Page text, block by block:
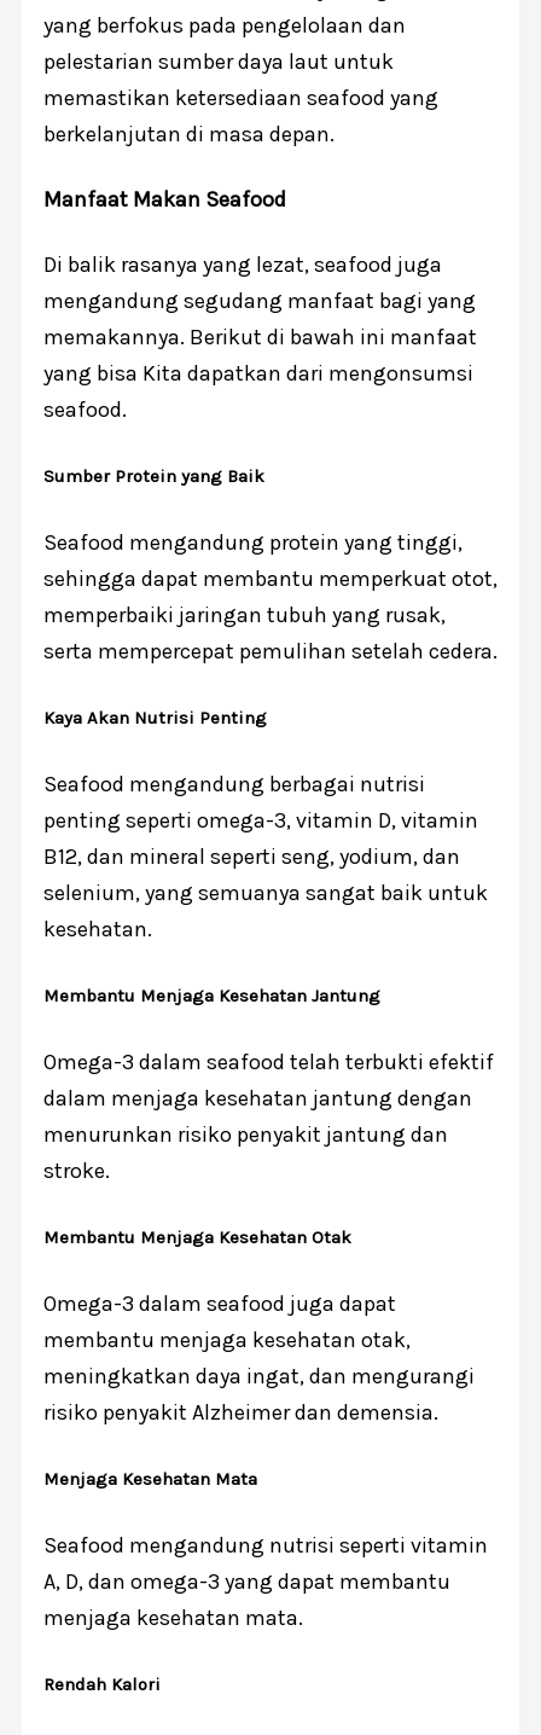
yang berfokus pada pengelolaan dan
pelestarian sumber daya laut untuk
memastikan ketersediaan seafood yang
berkelanjutan di masa depan.
Manfaat Makan Seafood
Di balik rasanya yang lezat, seafood juga
mengandung segudang manfaat bagi yang
memakannya. Berikut di bawah ini manfaat
yang bisa Kita dapatkan dari mengonsumsi
seafood.
Sumber Protein yang Baik
Seafood mengandung protein yang tinggi,
sehingga dapat membantu memperkuat otot,
memperbaiki jaringan tubuh yang rusak,
serta mempercepat pemulihan setelah cedera.
Kaya Akan Nutrisi Penting
Seafood mengandung berbagai nutrisi
penting seperti omega-3, vitamin D, vitamin
B12, dan mineral seperti seng, yodium, dan
selenium, yang semuanya sangat baik untuk
kesehatan.
Membantu Menjaga Kesehatan Jantung
Omega-3 dalam seafood telah terbukti efektif
dalam menjaga kesehatan jantung dengan
menurunkan risiko penyakit jantung dan
stroke.
Membantu Menjaga Kesehatan Otak
Omega-3 dalam seafood juga dapat
membantu menjaga kesehatan otak,
meningkatkan daya ingat, dan mengurangi
risiko penyakit Alzheimer dan demensia.
Menjaga Kesehatan Mata
Seafood mengandung nutrisi seperti vitamin
A, D, dan omega-3 yang dapat membantu
menjaga kesehatan mata.
Rendah Kalori